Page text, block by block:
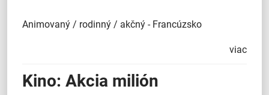
Animovaný / rodinný / akčný - Francúzsko
viac
Kino: Akcia milión